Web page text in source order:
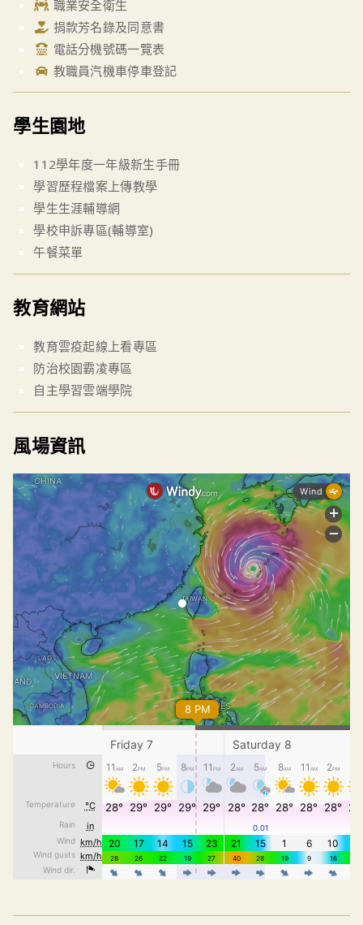
職業安全衛生
捐款芳名錄及同意書
電話分機號碼一覽表
教職員汽機車停車登記
學生園地
112學年度一年級新生手冊
學習歷程檔案上傳教學
學生生涯輔導網
學校申訴專區(輔導室)
午餐菜單
教育網站
教育雲疫起線上看專區
防治校園霸凌專區
自主學習雲端學院
風場資訊